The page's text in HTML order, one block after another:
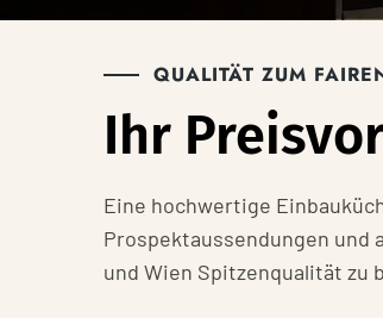
QUALITÄT ZUM
Ihr
Eine hochwertige
Prospektaussendungen und
und Wien Spitzenqualität zu